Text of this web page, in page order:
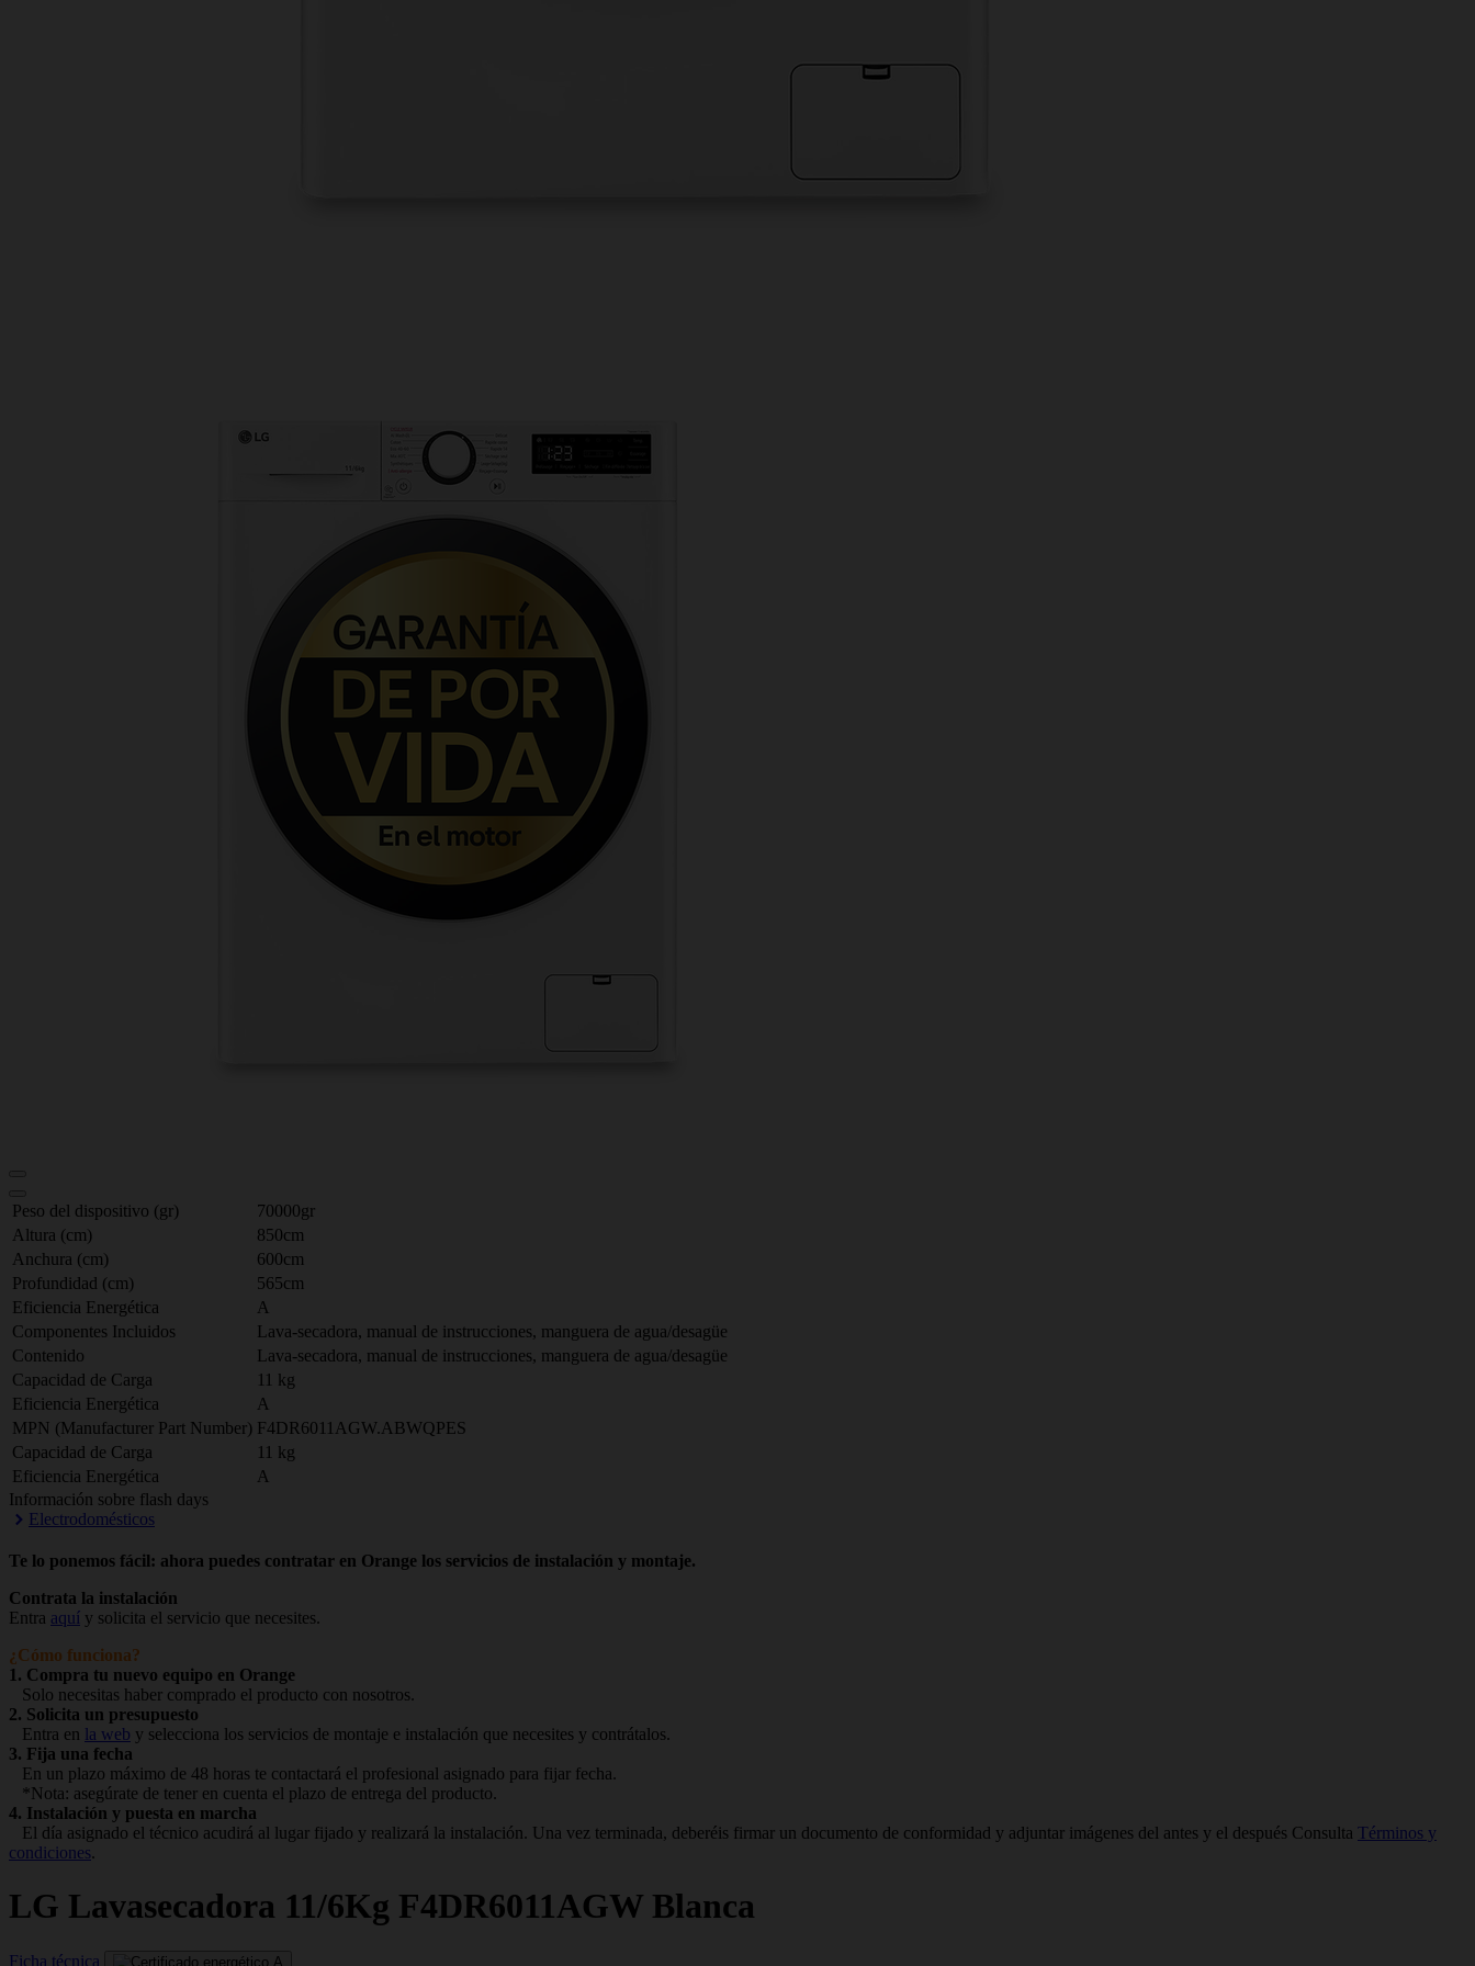
Peso del dispositivo (gr)
70000gr
Altura (cm)
850cm
Anchura (cm)
600cm
Profundidad (cm)
565cm
Eficiencia Energética
A
Componentes Incluidos
Lava-secadora, manual de instrucciones, manguera de agua/desagüe
Contenido
Lava-secadora, manual de instrucciones, manguera de agua/desagüe
Capacidad de Carga
11 kg
Eficiencia Energética
A
MPN (Manufacturer Part Number) F4DR6011AGW.ABWQPES
Capacidad de Carga
11 kg
Eficiencia Energética
A
Información sobre flash days
Electrodomésticos
Te lo ponemos fácil: ahora puedes contratar en Orange los servicios de instalación y montaje.
Contrata la instalación
Entra aquí y solicita el servicio que necesites.
¿Cómo funciona?
1. Compra tu nuevo equipo en Orange
Solo necesitas haber comprado el producto con nosotros.
2. Solicita un presupuesto
Entra en la web y selecciona los servicios de montaje e instalación que necesites y contrátalos.
3. Fija una fecha
En un plazo máximo de 48 horas te contactará el profesional asignado para fijar fecha.
*Nota: asegúrate de tener en cuenta el plazo de entrega del producto.
4. Instalación y puesta en marcha
El día asignado el técnico acudirá al lugar fijado y realizará la instalación. Una vez terminada, deberéis firmar un documento de conformidad y adjuntar imágenes del antes y el después Consulta Términos y
condiciones.
LG Lavasecadora 11/6Kg F4DR6011AGW Blanca
Ficha técnica